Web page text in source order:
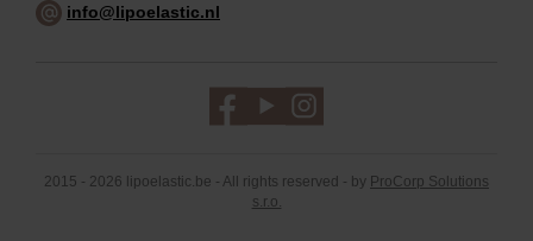
info@lipoelastic.nl
2015 - 2026 lipoelastic.be - All rights reserved - by ProCorp Solutions
s.r.o.